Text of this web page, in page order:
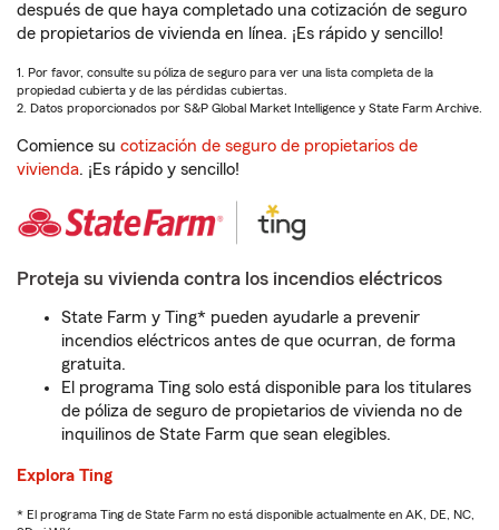
después de que haya completado una cotización de seguro
de propietarios de vivienda en línea. ¡Es rápido y sencillo!
1. Por favor, consulte su póliza de seguro para ver una lista completa de la
propiedad cubierta y de las pérdidas cubiertas.
2. Datos proporcionados por S&P Global Market Intelligence y State Farm Archive.
Comience su cotización de seguro de propietarios de
vivienda. ¡Es rápido y sencillo!
Proteja su vivienda contra los incendios eléctricos
State Farm y Ting* pueden ayudarle a prevenir
incendios eléctricos antes de que ocurran, de forma
gratuita.
El programa Ting solo está disponible para los titulares
de póliza de seguro de propietarios de vivienda no de
inquilinos de State Farm que sean elegibles.
Explora Ting
* El programa Ting de State Farm no está disponible actualmente en AK, DE, NC,